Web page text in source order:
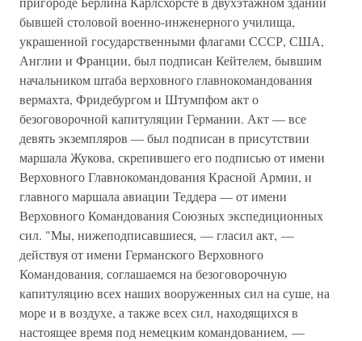
бывшей столовой военно-инженерного училища,
украшенной государственными флагами СССР, США,
Англии и Франции, был подписан Кейтелем, бывшим
начальником штаба верховного главнокомандования
вермахта, Фридебургом и Штумпфом акт о
безоговорочной капитуляции Германии. Акт — все
девять экземпляров — был подписан в присутствии
маршала Жукова, скрепившего его подписью от имени
Верховного Главнокомандования Красной Армии, и
главного маршала авиации Теддера — от имени
Верховного Командования Союзных экспедиционных
сил. "Мы, нижеподписавшиеся, — гласил акт, —
действуя от имени Германского Верховного
Командования, соглашаемся на безоговорочную
капитуляцию всех наших вооруженных сил на суше, на
море и в воздухе, а также всех сил, находящихся в
настоящее время под немецким командованием, —